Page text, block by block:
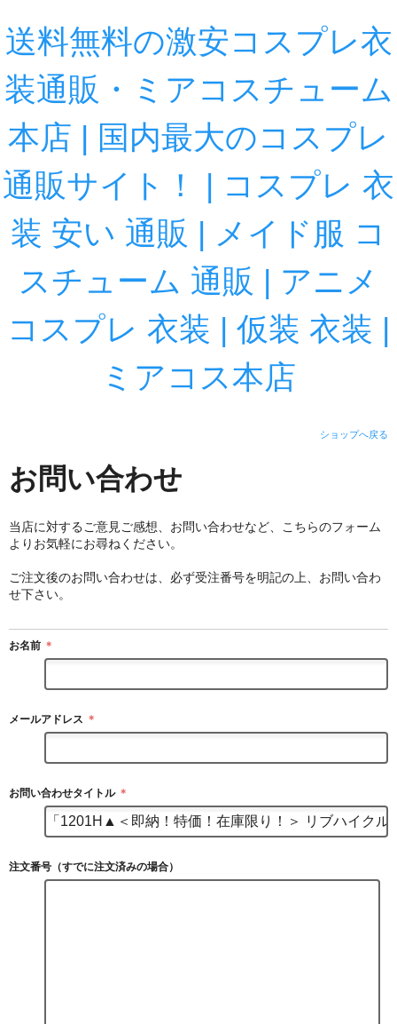
送料無料の激安コスプレ衣
装通販・ミアコスチューム
本店 | 国内最大のコスプレ
通販サイト！ | コスプレ 衣
装 安い 通販 | メイド服 コ
スチューム 通販 | アニメ
コスプレ 衣装 | 仮装 衣装 |
ミアコス本店
ショップへ戻る
お問い合わせ
当店に対するご意見ご感想、お問い合わせなど、こちらのフォーム
よりお気軽にお尋ねください。
ご注文後のお問い合わせは、必ず受注番号を明記の上、お問い合わ
せ下さい。
お名前 ＊
メールアドレス ＊
お問い合わせタイトル ＊
注文番号（すでに注文済みの場合）